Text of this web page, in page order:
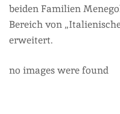
beiden Familien
Bereich von
erweitert.
no images were found